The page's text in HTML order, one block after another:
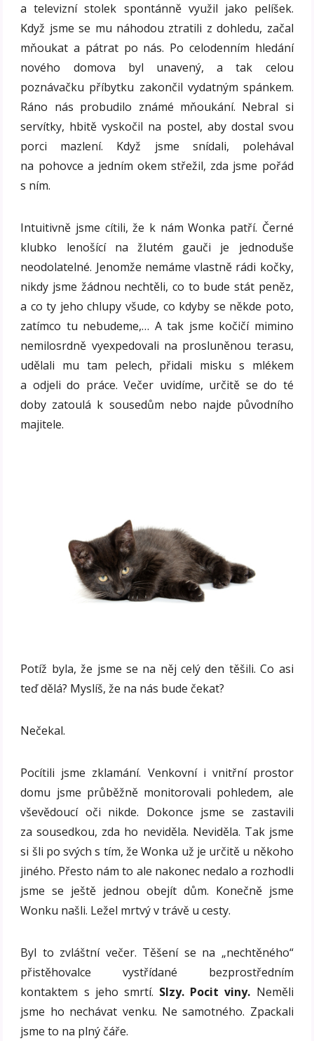
a televizní stolek spontánně využil jako pelíšek.
Když jsme se mu náhodou ztratili z dohledu, začal
mňoukat a pátrat po nás. Po celodenním hledání
nového domova byl unavený, a tak celou
poznávačku příbytku zakončil vydatným spánkem.
Ráno nás probudilo známé mňoukání. Nebral si
servítky, hbitě vyskočil na postel, aby dostal svou
porci mazlení. Když jsme snídali, polehával
na pohovce a jedním okem střežil, zda jsme pořád
s ním.
Intuitivně jsme cítili, že k nám Wonka patří. Černé
klubko lenošící na žlutém gauči je jednoduše
neodolatelné. Jenomže nemáme vlastně rádi kočky,
nikdy jsme žádnou nechtěli, co to bude stát peněz,
a co ty jeho chlupy všude, co kdyby se někde poto,
zatímco tu nebudeme,… A tak jsme kočičí mimino
nemilosrdně vyexpedovali na prosluněnou terasu,
udělali mu tam pelech, přidali misku s mlékem
a odjeli do práce. Večer uvidíme, určitě se do té
doby zatoulá k sousedům nebo najde původního
majitele.
Potíž byla, že jsme se na něj celý den těšili. Co asi
teď dělá? Myslíš, že na nás bude čekat?
Nečekal.
Pocítili jsme zklamání. Venkovní i vnitřní prostor
domu jsme průběžně monitorovali pohledem, ale
vševědoucí oči nikde. Dokonce jsme se zastavili
za sousedkou, zda ho neviděla. Neviděla. Tak jsme
si šli po svých s tím, že Wonka už je určitě u někoho
jiného. Přesto nám to ale nakonec nedalo a rozhodli
jsme se ještě jednou obejít dům. Konečně jsme
Wonku našli. Ležel mrtvý v trávě u cesty.
Byl to zvláštní večer. Těšení se na „nechtěného“
přistěhovalce vystřídané bezprostředním
kontaktem s jeho smrtí. Slzy. Pocit viny. Neměli
jsme ho nechávat venku. Ne samotného. Zpackali
jsme to na plný čáře.